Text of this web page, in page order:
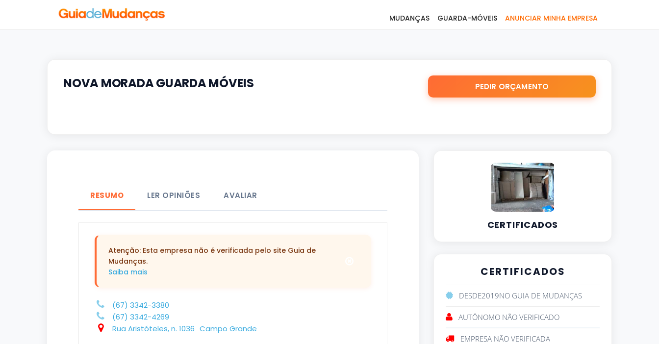
MUDANÇAS GUARDA-MÓVEIS ANUNCIAR MINHA EMPRESA
NOVA MORADA GUARDA MÓVEIS PEDIR ORÇAMENTO
RESUMO LER OPINIÕES AVALIAR
Atenção: Esta empresa não é verificada pelo site Guia de
Mudanças.
Saiba mais
(67) 3342-3380
(67) 3342-4269
Rua Aristóteles, n. 1036 Campo Grande
CERTIFICADOS
CERTIFICADOS
DESDE2019NO GUIA DE MUDANÇAS
AUTÔNOMO NÃO VERIFICADO
EMPRESA NÃO VERIFICADA